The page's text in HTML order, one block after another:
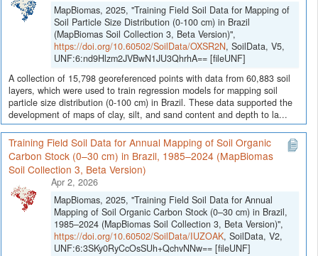
MapBiomas, 2025, "Training Field Soil Data for Mapping of
Soil Particle Size Distribution (0-100 cm) in Brazil
(MapBiomas Soil Collection 3, Beta Version)",
https://doi.org/10.60502/SoilData/OXSR2N, SoilData, V5,
UNF:6:nd9Hlzm2JVBwN1JU3QhrhA== [fileUNF]
A collection of 15,798 georeferenced points with data from 60,883 soil
layers, which were used to train regression models for mapping soil
particle size distribution (0-100 cm) in Brazil. These data supported the
development of maps of clay, silt, and sand content and depth to la...
Training Field Soil Data for Annual Mapping of Soil Organic
Carbon Stock (0–30 cm) in Brazil, 1985–2024 (MapBiomas
Soil Collection 3, Beta Version)
Apr 2, 2026
MapBiomas, 2025, "Training Field Soil Data for Annual
Mapping of Soil Organic Carbon Stock (0–30 cm) in Brazil,
1985–2024 (MapBiomas Soil Collection 3, Beta Version)",
https://doi.org/10.60502/SoilData/IUZOAK, SoilData, V2,
UNF:6:3SKy0RyCcOsSUh+QchvNNw== [fileUNF]